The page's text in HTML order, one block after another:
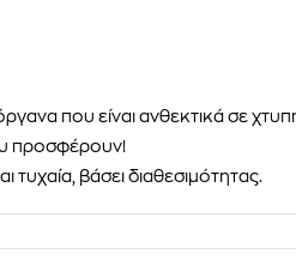
που είναι ανθεκτικά σε
προσφέρουν!
τυχαία, βάσει διαθεσιμότητας.